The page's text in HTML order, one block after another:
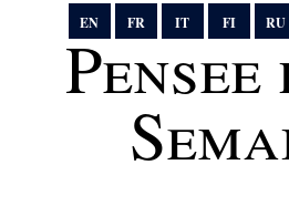
EN FR IT FI RU